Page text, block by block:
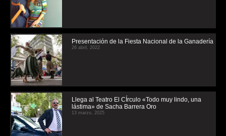
Presentación de la Fiesta Nacional de la Ganadería
26 abril, 2022
Llega al Teatro El CÍrculo «Todo muy lindo, una
lástima» de Sacha Barrera Oro
13 marzo, 2025